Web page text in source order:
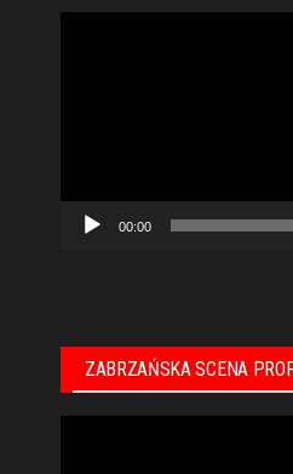
00:00
ZABRZAŃSKA SCENA